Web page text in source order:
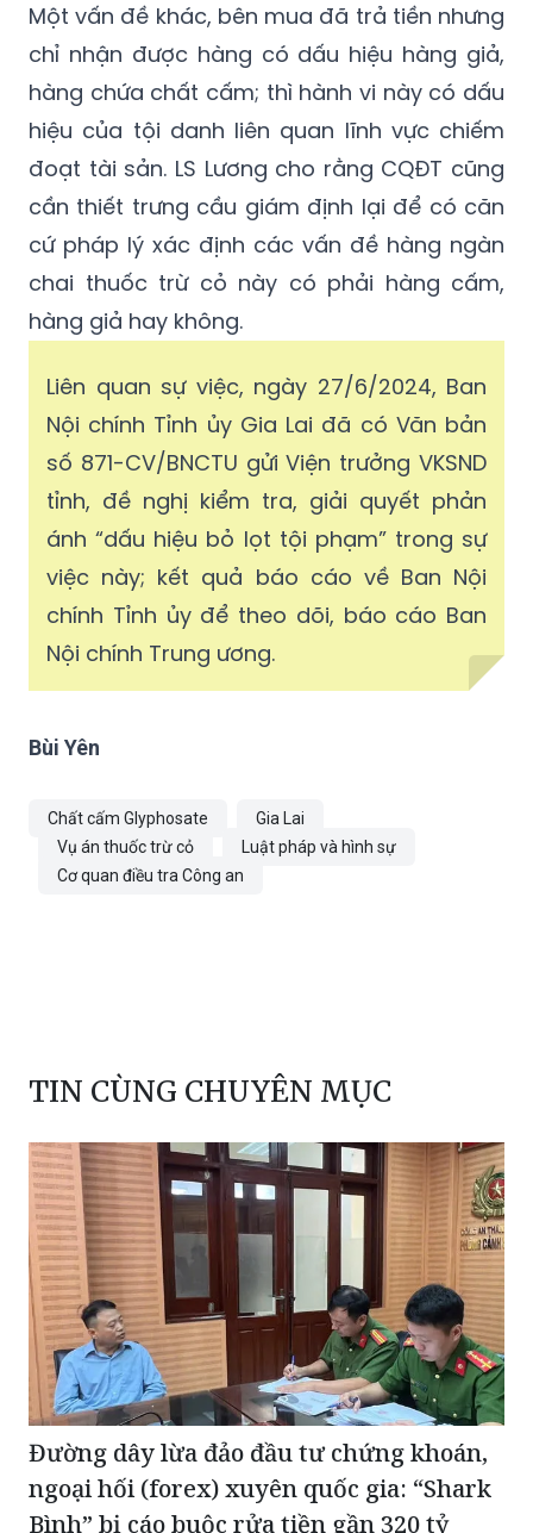
Một vấn đề khác, bên mua đã trả tiền nhưng
chỉ nhận được hàng có dấu hiệu hàng giả,
hàng chứa chất cấm; thì hành vi này có dấu
hiệu của tội danh liên quan lĩnh vực chiếm
đoạt tài sản. LS Lương cho rằng CQĐT cũng
cần thiết trưng cầu giám định lại để có căn
cứ pháp lý xác định các vấn đề hàng ngàn
chai thuốc trừ cỏ này có phải hàng cấm,
hàng giả hay không.
Liên quan sự việc, ngày 27/6/2024, Ban
Nội chính Tỉnh ủy Gia Lai đã có Văn bản
số 871-CV/BNCTU gửi Viện trưởng VKSND
tỉnh, đề nghị kiểm tra, giải quyết phản
ánh “dấu hiệu bỏ lọt tội phạm” trong sự
việc này; kết quả báo cáo về Ban Nội
chính Tỉnh ủy để theo dõi, báo cáo Ban
Nội chính Trung ương.
Bùi Yên
Chất cấm Glyphosate
Gia Lai
Vụ án thuốc trừ cỏ
Luật pháp và hình sự
Cơ quan điều tra Công an
TIN CÙNG CHUYÊN MỤC
Đường dây lừa đảo đầu tư chứng khoán,
ngoại hối (forex) xuyên quốc gia: “Shark
Bình” bị cáo buộc rửa tiền gần 320 tỷ